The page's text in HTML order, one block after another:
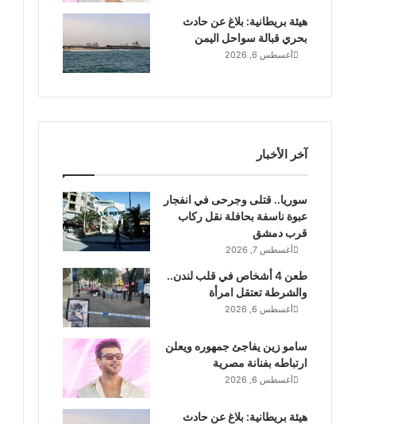
هيئة بريطانية: بلاغ عن حادث
بحري قبالة سواحل اليمن
أغسطس 6, 2026
آخر الأخبار
سوريا.. قتلى وجرحى في انفجار
عبوة ناسفة بحافلة نقل ركاب
قرب دمشق
أغسطس 7, 2026
طعن 4 أشخاص في قلب لندن..
والشرطة تعتقل امرأة
أغسطس 6, 2026
سامو زين يفاجئ جمهوره ويعلن
ارتباطه بفنانة مصرية
أغسطس 6, 2026
هيئة بريطانية: بلاغ عن حادث